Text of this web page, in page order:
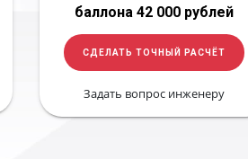
баллона 42 000 рублей
СДЕЛАТЬ ТОЧНЫЙ РАСЧЁТ
Задать вопрос инженеру